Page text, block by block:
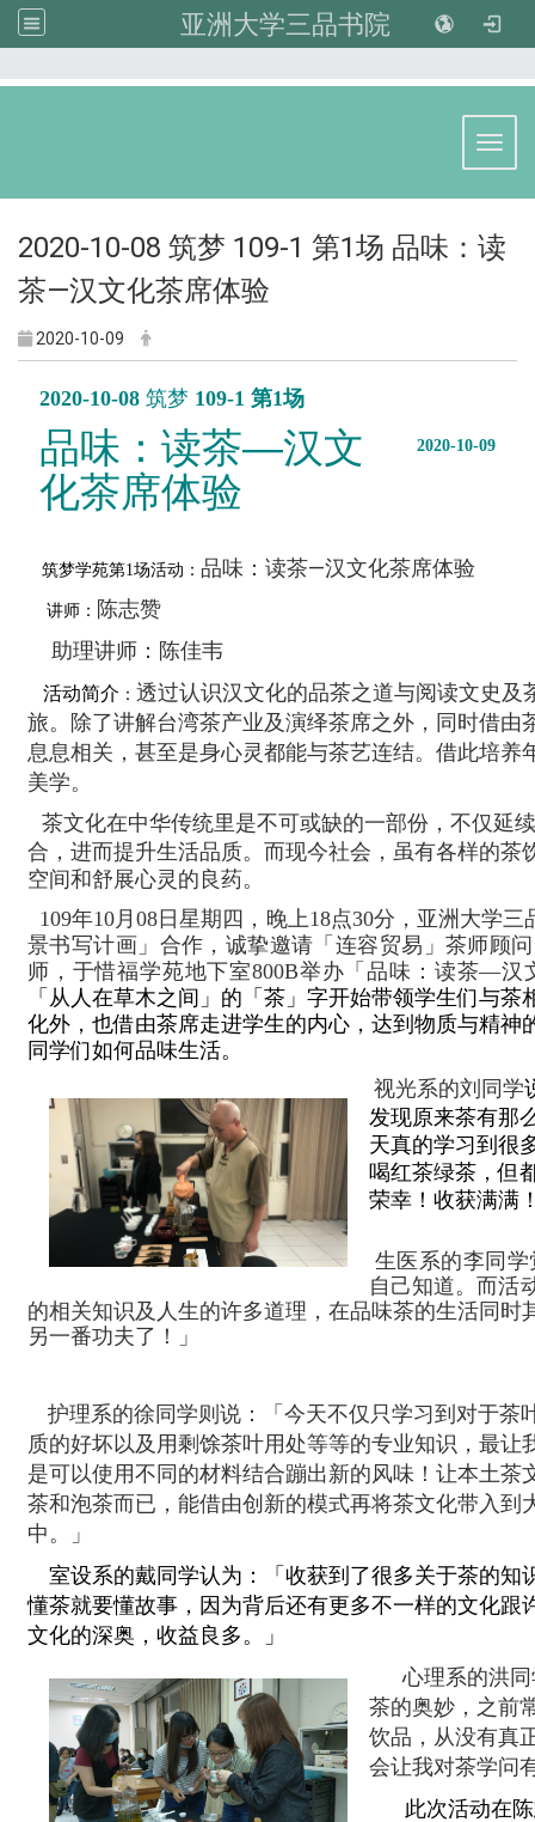
亚洲大学三品书院
2020-10-08 筑梦 109-1 第1场 品味：读
茶—汉文化茶席体验
2020-10-09
2020-10-08 筑梦 109-1 第1场
品味：读茶—汉文
化茶席体验
2020-10-09
筑梦学苑第1场活动： 品味：读茶—汉文化茶席体验
讲师： 陈志赞
助理讲师：陈佳韦
活动简介 ： 透过认识汉文化的品茶之道与阅读文史
旅。除了讲解台湾茶产业及演绎茶席之外，同时借
息息相关，甚至是身心灵都能与茶艺连结。借此培
美学。
茶文化在中华传统里是不可或缺的一部份，不仅延
合，进而提升生活品质。而现今社会，虽有各样的
空间和舒展心灵的良药。
109年10 月08日星期四，晚上18点30分，亚洲大学三
景书写计画」合作，诚挚邀请「连容贸易」茶师顾
师，于惜福学苑地下室800B举办「品味：读茶—汉
「从人在草木之间」的「茶」字开始带领学生们与
化外，也借由茶席走进学生的内心，达到物质与精
同学们如何品味生活。
视光系的刘同学
发现原来茶有那
天真的学习到很
喝红茶绿茶，但
荣幸！收获满满
生医系的李同
自己知道。而活
的相关知识及人生的许多道理，在品味茶的生活同
另一番功夫了！」
护理系的徐同学则说：「今天不仅只学习到对于茶
质的好坏以及用剩馀茶叶用处等等的专业知识，最让
是可以使用不同的材料结合蹦出新的风味！让本土茶
茶和泡茶而已，能借由创新的模式再将茶文化带入到
中。」
室设系的戴同学认为：「收获到了很多关于茶的
懂茶就要懂故事，因为背后还有更多不一样的文化
文化的深奥，收益良多。」
心理系的洪
茶的奥妙，之前
饮品，从没有真
会让我对茶学问
此次活动在陈